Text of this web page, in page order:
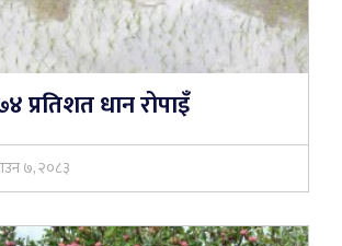
प्रतिशत धान रोपाइँ
७, २०८३